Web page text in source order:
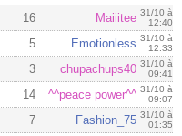
16 Maiiitee 31/10 à
12:40
5 Emotionless 31/10 à
12:33
3 chupachups40 31/10 à
09:41
14 ^^peace power^^ 31/10 à
09:07
7 Fashion_75 31/10 à
01:35